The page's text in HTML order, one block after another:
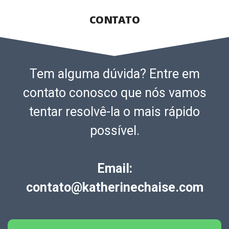
CONTATO
Tem alguma dúvida? Entre em
contato conosco que nós vamos
tentar resolvê-la o mais rápido
possível.
Email:
contato@katherinechaise.com